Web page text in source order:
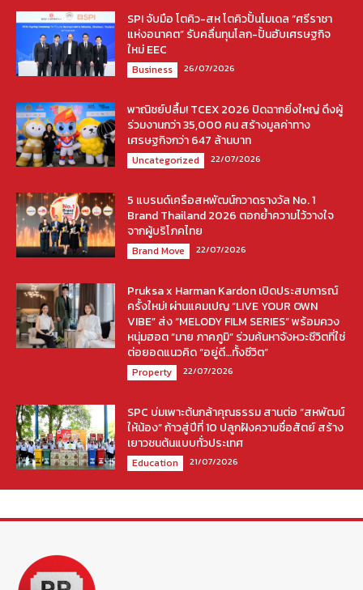
SPI จับมือ โตคิว-สห โตคิวปั้นโมเดล “ศรีราชา
แห่งอนาคต” รับคลื่นทุนโลก-ปั้นฮับเศรษฐกิจ
ใหม่ EEC
Business 26/07/2026
พาณิชย์ปลื้ม! TCEX 2026 ปิดฉากยิ่งใหญ่ ดึงผู้
ร่วมงานกว่า 35,000 คน สร้างมูลค่าทาง
เศรษฐกิจกว่า 647 ล้านบาท
Uncategorized 22/07/2026
5 แบรนด์เครือสหพัฒน์กวาดรางวัล No. 1
Brand Thailand 2026 ตอกย้ำความไว้วางใจ
จากผู้บริโภคไทย
Brand Move 22/07/2026
Pruksa x Harman Kardon เปิดประสบการณ์
ครั้งใหม่! ผ่านแคมเปญ “LIVE YOUR OWN
VIBE” ส่ง “MELODY FILM SERIES” พร้อมควง
หนุ่มฮอต “มาย ภาคภูมิ” ร่วมค้นหาจังหวะชีวิตที่ใช่
ต่อยอดแนวคิด “อยู่ดี…ทั้งชีวิต”
Property 22/07/2026
SPC บ่มเพาะต้นกล้าคุณธรรม สานต่อ “สหพัฒน์
ให้น้อง” ก้าวสู่ปีที่ 10 ปลูกฝังความซื่อสัตย์ สร้าง
เยาวชนต้นแบบทั่วประเทศ
Education 21/07/2026